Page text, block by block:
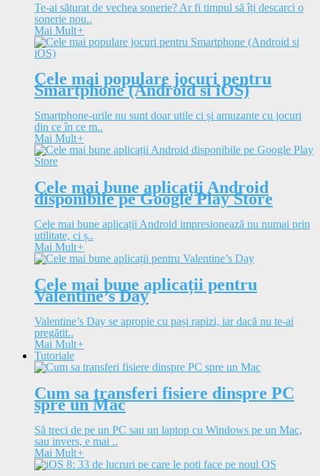
Te-ai săturat de vechea sonerie? Ar fi timpul să îți descarci o
sonerie nou..
Mai Mult+
Cele mai populare jocuri pentru
Smartphone (Android si iOS)
Smartphone-urile nu sunt doar utile ci și amuzante cu jocuri
din ce în ce m..
Mai Mult+
Cele mai bune aplicații Android
disponibile pe Google Play Store
Cele mai bune aplicații Android impresionează nu numai prin
utilitate, ci ș..
Mai Mult+
Cele mai bune aplicații pentru
Valentine’s Day
Valentine’s Day se apropie cu pași rapizi, iar dacă nu te-ai
pregătit..
Mai Mult+
Tutoriale
Cum sa transferi fisiere dinspre PC
spre un Mac
Să treci de pe un PC sau un laptop cu Windows pe un Mac,
sau invers, e mai ..
Mai Mult+